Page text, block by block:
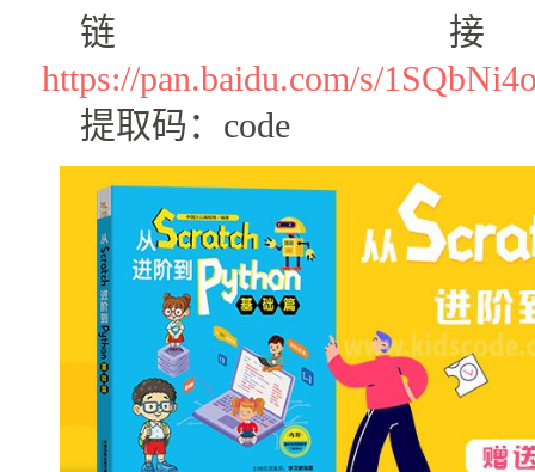
链
https://pan.baidu.com/s/
提取码：code